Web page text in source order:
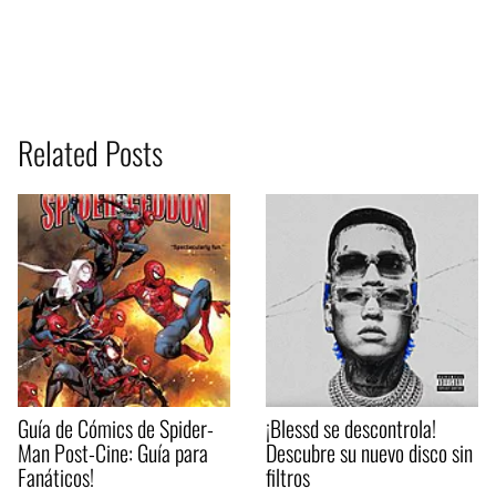
Related Posts
Guía de Cómics de Spider-
Man Post-Cine: Guía para
Fanáticos!
¡Blessd se descontrola!
Descubre su nuevo disco sin
filtros